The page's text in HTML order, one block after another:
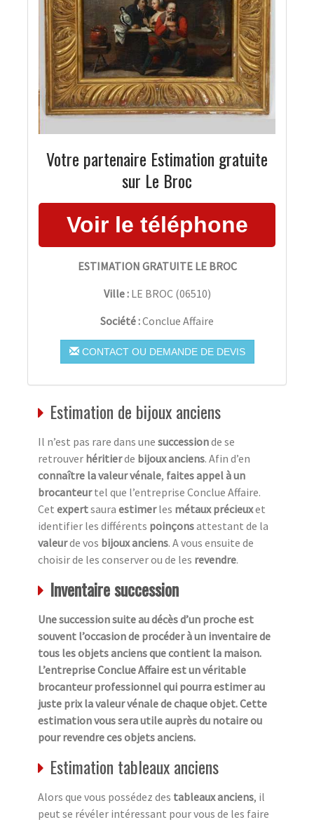
Votre partenaire Estimation gratuite
sur Le Broc
ESTIMATION GRATUITE LE BROC
Ville : LE BROC(06510)
Société :Conclue Affaire
CONTACT OU DEMANDE DE DEVIS
Estimation de bijoux anciens
Il n’est pas rare dans une successionde se
retrouver héritierde bijoux anciens. Afin d’en
connaître la valeur vénale, faites appel à un
brocanteurtel que l’entreprise Conclue Affaire.
Cet expertsaura estimerles métaux précieuxet
identifier les différents poinçonsattestant de la
valeurde vos bijoux anciens. A vous ensuite de
choisir de les conserver ou de les revendre.
Inventaire succession
Une succession suite au décès d’un proche est
souvent l’occasion de procéder à un inventaire de
tous les objets anciens que contient la maison.
L’entreprise Conclue Affaire est un véritable
brocanteur professionnel qui pourra estimer au
juste prix la valeur vénale de chaque objet. Cette
estimation vous sera utile auprès du notaire ou
pour revendre ces objets anciens.
Estimation tableaux anciens
Alors que vous possédez des tableaux anciens, il
peut se révéler intéressant pour vous de les faire